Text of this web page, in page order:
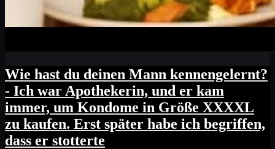
Wie hast du deinen Mann kennengelernt?
- Ich war Apothekerin, und er kam
immer, um Kondome in Größe XXXXL
zu kaufen. Erst später habe ich begriffen,
dass er stotterte